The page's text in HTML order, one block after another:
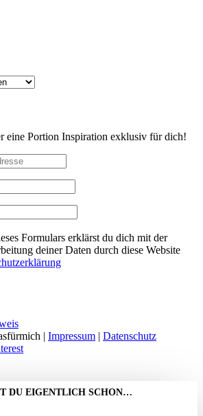
eine Portion Inspiration exklusiv für dich!
Formulars erklärst du dich mit der
deiner Daten durch diese Website
| Impressum | Datenschutz
DU EIGENTLICH SCHON…